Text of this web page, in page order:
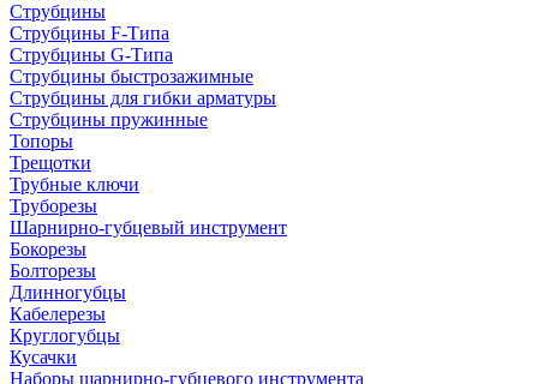
Струбцины
Струбцины F-Типа
Струбцины G-Типа
Струбцины быстрозажимные
Струбцины для гибки арматуры
Струбцины пружинные
Топоры
Трещотки
Трубные ключи
Труборезы
Шарнирно-губцевый инструмент
Бокорезы
Болторезы
Длинногубцы
Кабелерезы
Круглогубцы
Кусачки
Наборы шарнирно-губцевого инструмента